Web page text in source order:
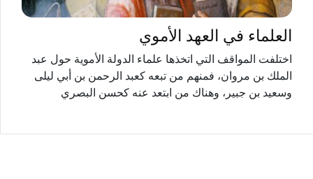
العلماء في العهد الأموي
اختلفت المواقف التي اتخذها علماء الدولة الأموية حول عبد
الملك بن مروان، فمنهم من تبعه كعبد الرحمن بن أبي ليلى
وسعيد بن جبير، وهناك من ابتعد عنه كحسن البصري